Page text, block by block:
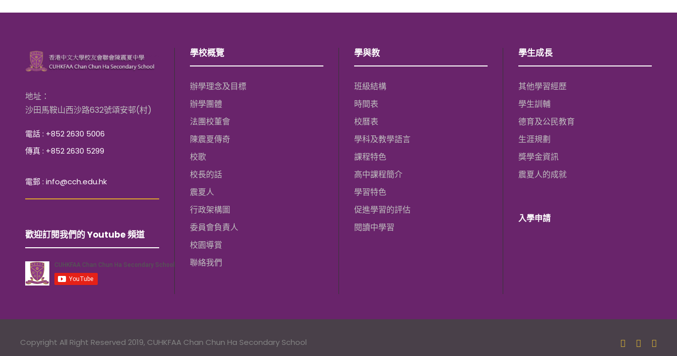
地址：
沙田馬鞍山西沙路632號頌安邨(村)
電話 : +852 2630 5006
傳真 : +852 2630 5299
電郵 : info@cch.edu.hk
歡迎訂閱我們的 Youtube 頻道
學校概覽
辦學理念及目標
辦學團體
法團校董會
陳震夏傳奇
校歌
校長的話
震夏人
行政架構圖
委員會負責人
校園導賞
聯絡我們
學與教
班級結構
時間表
校曆表
學科及教學語言
課程特色
高中課程簡介
學習特色
促進學習的評估
閱讀中學習
學生成長
其他學習經歷
學生訓輔
德育及公民教育
生涯規劃
獎學金資訊
震夏人的成就
入學申請
Copyright All Right Reserved 2019, CUHKFAA Chan Chun Ha Secondary School